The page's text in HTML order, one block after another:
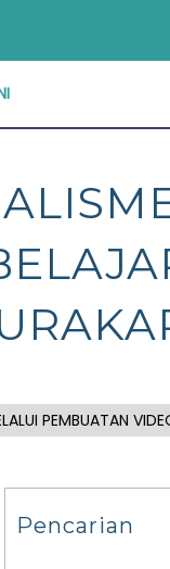
PEMBUATAN
Pencarian